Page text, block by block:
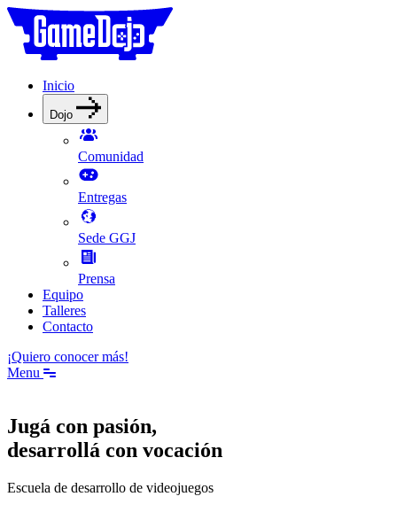
Inicio
Dojo
Comunidad
Entregas
Sede GGJ
Prensa
Equipo
Talleres
Contacto
¡Quiero conocer más!
Menu
Jugá con pasión,
desarrollá con vocación
Escuela de desarrollo de videojuegos